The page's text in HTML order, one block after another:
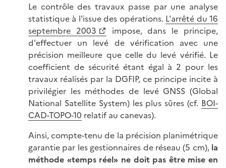
Le contrôle des travaux passe par une analyse
statistique à l'issue des opérations. L'arrêté du 16
septembre 2003
impose, dans le principe,
d'effectuer un levé de vérification avec une
précision meilleure que celle du levé vérifié. Le
coefficient de sécurité étant égal à 2 pour les
travaux réalisés par la DGFIP, ce principe incite à
privilégier les méthodes de levé GNSS (Global
National Satellite System) les plus sûres (cf. BOI-
CAD-TOPO-10 relatif au canevas).
Ainsi, compte-tenu de la précision planimétrique
garantie par les gestionnaires de réseau (5 cm), la
méthode «temps réel» ne doit pas être mise en